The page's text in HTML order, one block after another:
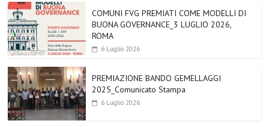
COMUNI FVG PREMIATI COME MODELLI DI
BUONA GOVERNANCE_3 LUGLIO 2026,
ROMA
6 Luglio 2026
PREMIAZIONE BANDO GEMELLAGGI
2025_Comunicato Stampa
6 Luglio 2026